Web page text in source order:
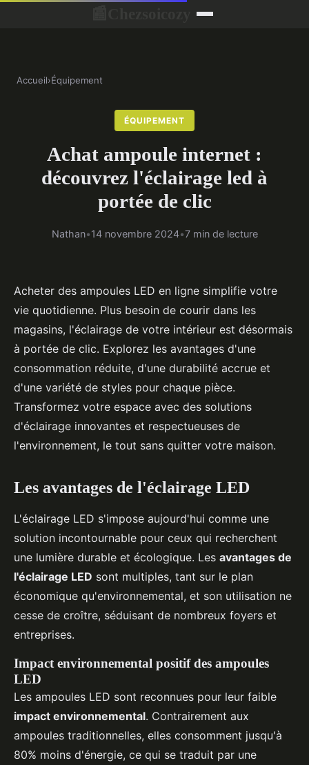
Accueil›Équipement
ÉQUIPEMENT
Achat ampoule internet :
découvrez l'éclairage led à
portée de clic
Nathan•14 novembre 2024•7 min de lecture
Acheter des ampoules LED en ligne simplifie votre
vie quotidienne. Plus besoin de courir dans les
magasins, l'éclairage de votre intérieur est désormais
à portée de clic. Explorez les avantages d'une
consommation réduite, d'une durabilité accrue et
d'une variété de styles pour chaque pièce.
Transformez votre espace avec des solutions
d'éclairage innovantes et respectueuses de
l'environnement, le tout sans quitter votre maison.
Les avantages de l'éclairage LED
L'éclairage LED s'impose aujourd'hui comme une
solution incontournable pour ceux qui recherchent
une lumière durable et écologique. Les avantages de
l'éclairage LED sont multiples, tant sur le plan
économique qu'environnemental, et son utilisation ne
cesse de croître, séduisant de nombreux foyers et
entreprises.
Impact environnemental positif des ampoules
LED
Les ampoules LED sont reconnues pour leur faible
impact environnemental. Contrairement aux
ampoules traditionnelles, elles consomment jusqu'à
80% moins d'énergie, ce qui se traduit par une